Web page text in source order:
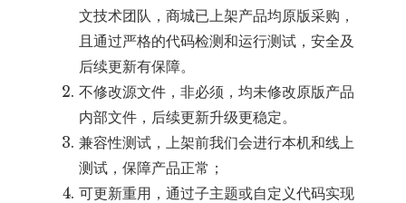
文技术团队，商城已上架产品均原版采购，
且通过严格的代码检测和运行测试，安全及
后续更新有保障。
不修改源文件，非必须，均未修改原版产品
内部文件，后续更新升级更稳定。
兼容性测试，上架前我们会进行本机和线上
测试，保障产品正常；
可更新重用，通过子主题或自定义代码实现